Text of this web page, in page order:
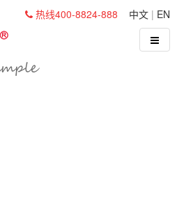
中文 | EN
热线400-8824-888